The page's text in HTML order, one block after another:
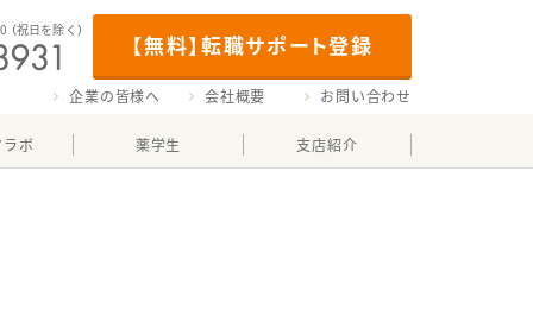
【無料】転職サポート登録
（祝日を除く）
企業の皆様へ 会社概要 お問い合わせ
ボ 薬学生 支店紹介